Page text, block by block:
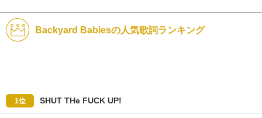
Backyard Babiesの人気歌詞ランキング
1位 SHUT THe FUCK UP!